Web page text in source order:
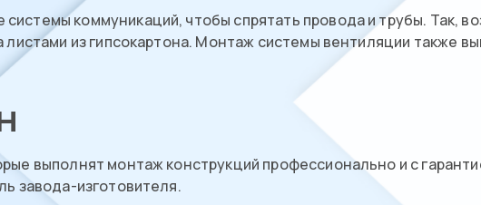
коммуникаций, чтобы спрятать провода и трубы. Так,
из гипсокартона. Монтаж системы вентиляции также
выполнят монтаж конструкций профессионально и с
завода-изготовителя.